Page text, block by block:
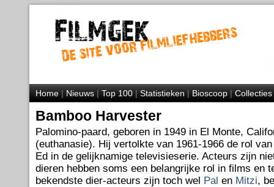
Home|Nieuws|Top 100|Statistieken|Bioscoop|Collecties
Bamboo Harvester
Palomino-paard, geboren in 1949 in El Monte,
(euthanasie). Hij vertolkte van 1961-1966 de rol
Ed in de gelijknamige televisieserie. Acteurs zijn
dieren hebben soms een belangrijke rol in films en
bekendste dier-acteurs zijn toch wel Pal en Mitzi,